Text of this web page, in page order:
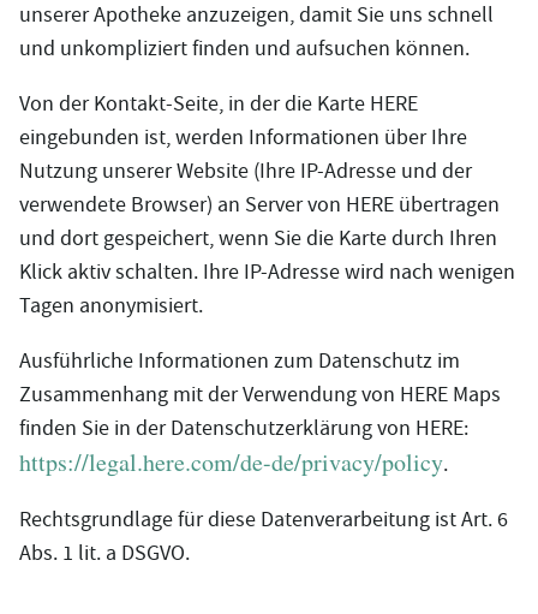
unserer Apotheke anzuzeigen, damit Sie uns schnell
und unkompliziert finden und aufsuchen können.
Von der Kontakt-Seite, in der die Karte HERE
eingebunden ist, werden Informationen über Ihre
Nutzung unserer Website (Ihre IP-Adresse und der
verwendete Browser) an Server von HERE übertragen
und dort gespeichert, wenn Sie die Karte durch Ihren
Klick aktiv schalten. Ihre IP-Adresse wird nach wenigen
Tagen anonymisiert.
Ausführliche Informationen zum Datenschutz im
Zusammenhang mit der Verwendung von HERE Maps
finden Sie in der Datenschutzerklärung von HERE:
https://legal.here.com/de-de/privacy/policy.
Rechtsgrundlage für diese Datenverarbeitung ist Art. 6
Abs. 1 lit. a DSGVO.